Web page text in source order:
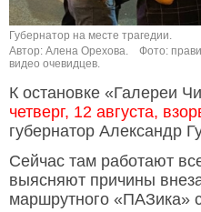
Губернатор на месте трагедии.
Автор: Алена Орехова.
Фото:
видео очевидцев.
К остановке «Галереи
четверг, 12 августа,
губернатор Александр
Сейчас там работают
выясняют причины
маршрутного «ПАЗика»